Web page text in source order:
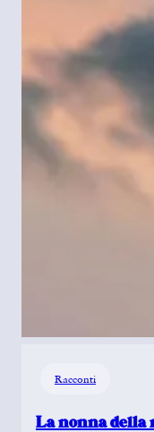
Racconti
La nonna della